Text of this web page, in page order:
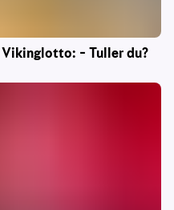
– Tuller du?